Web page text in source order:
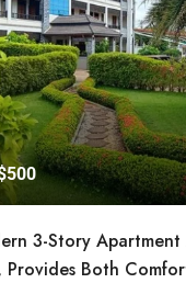
3-Story Apartment
Provides Both
$24,500/